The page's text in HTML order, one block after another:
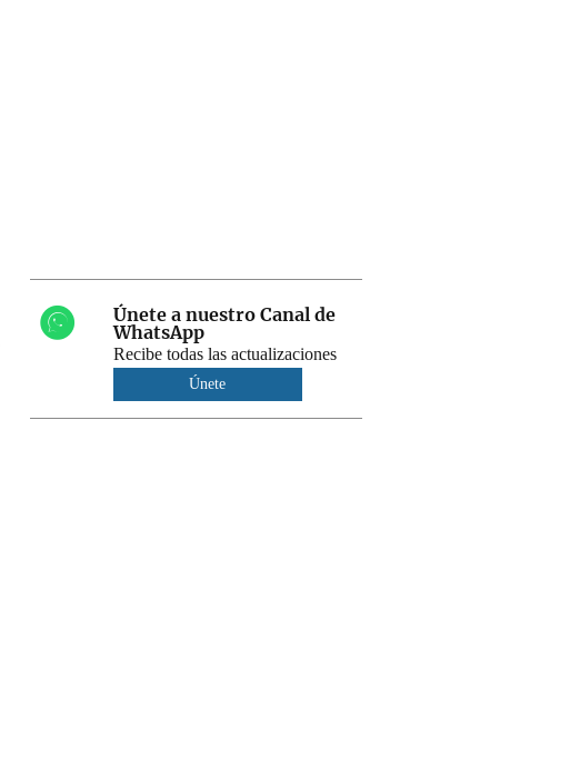
Únete a nuestro Canal de
WhatsApp
Recibe todas las actualizaciones
Únete